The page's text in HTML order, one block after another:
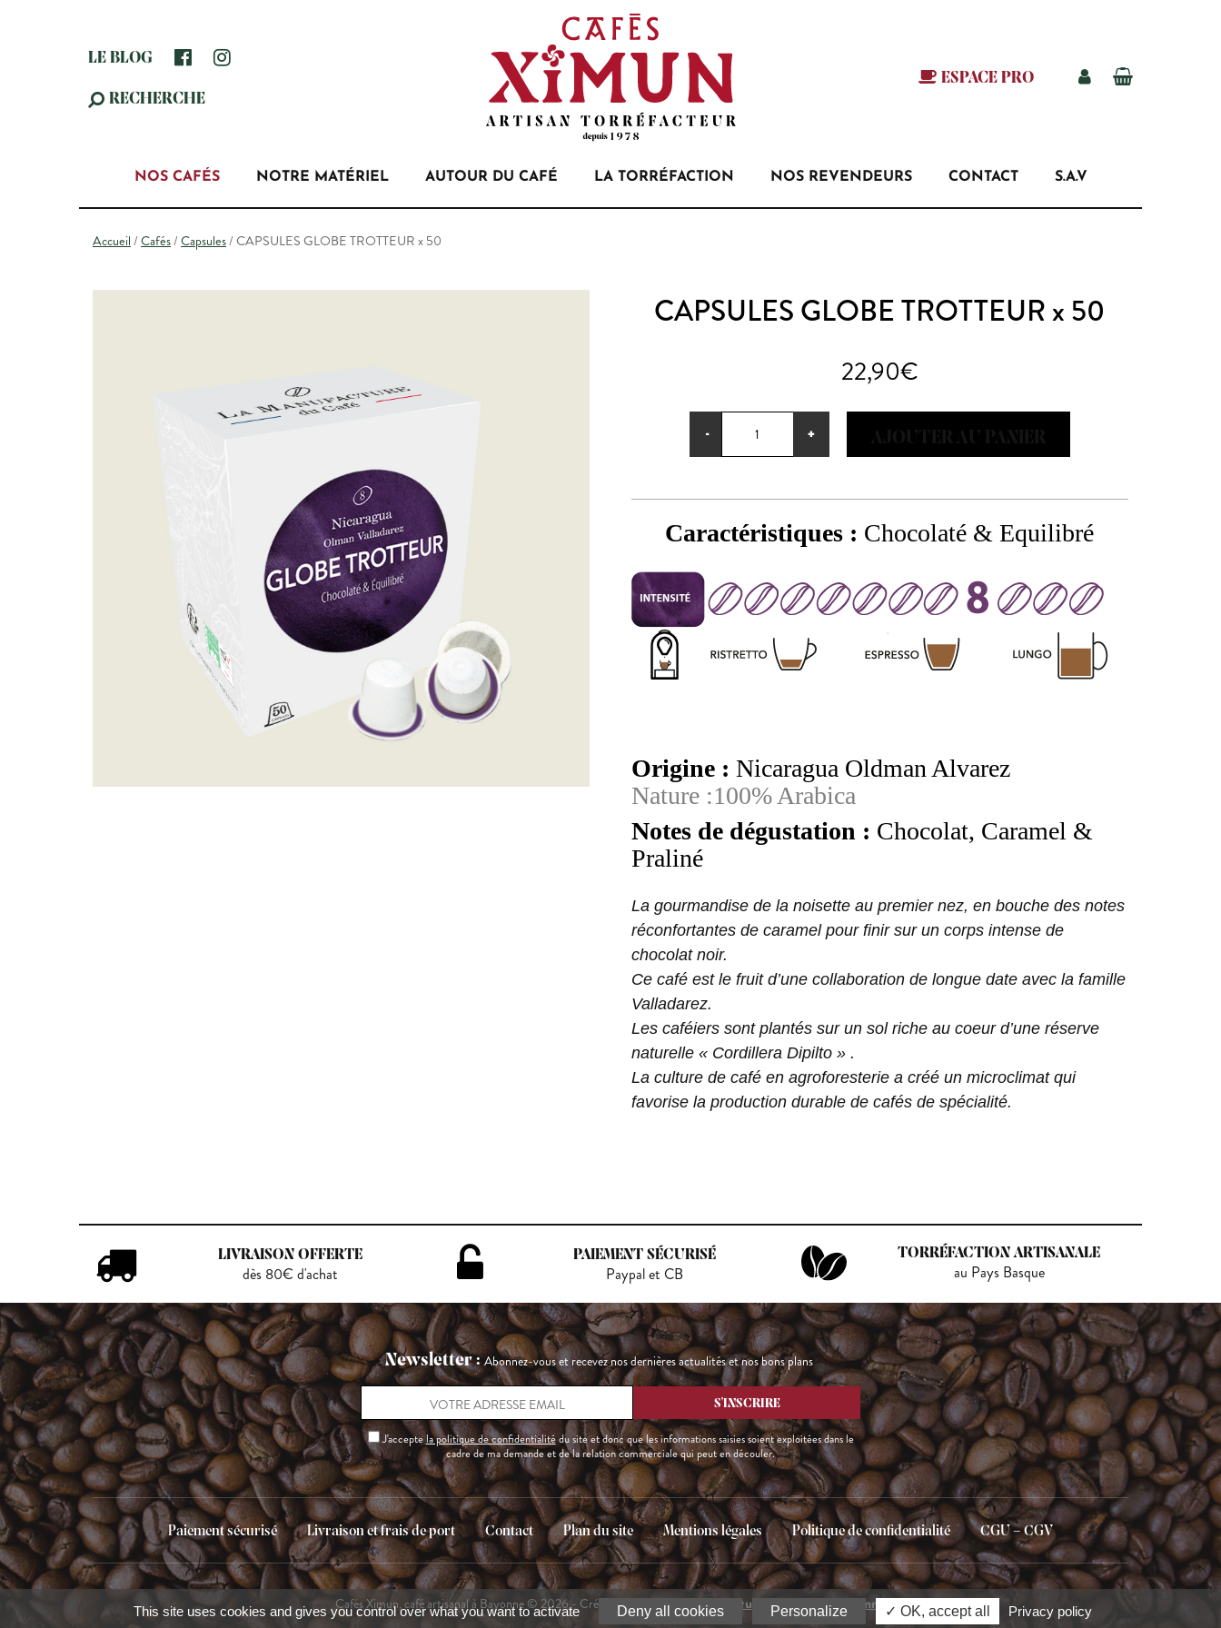
LE BLOG
RECHERCHE
ESPACE PRO
NOS CAFÉS NOTRE MATÉRIEL AUTOUR DU CAFÉ LA TORRÉFACTION NOS REVENDEURS CONTACT S.A.V
Accueil / Cafés/ Capsules/ CAPSULES GLOBE TROTTEUR x 50
CAPSULES GLOBE TROTTEUR x 50
22,90€
-
de
GLOBE
x
+
Caractéristiques : Chocolaté & Equilibré
Origine : Nicaragua Oldman Alvarez
Nature :100% Arabica
Notes de dégustation : Chocolat, Caramel &
Praliné
La gourmandise de la noisette au premier nez, en bouche des notes
réconfortantes de caramel pour finir sur un corps intense de
chocolat noir.
Ce café est le fruit d’une collaboration de longue date avec la famille
Valladarez.
Les caféiers sont plantés sur un sol riche au coeur d’une réserve
naturelle « Cordillera Dipilto » .
La culture de café en agroforesterie a créé un microclimat qui
favorise la production durable de cafés de spécialité.
LIVRAISON OFFERTE
dès 80€ d'achat
PAIEMENT SÉCURISÉ
Paypal et CB
TORRÉFACTION ARTISANALE
au Pays Basque
Newsletter :Abonnez-vous et recevez nos dernières actualités et nos bons plans
J'acceptela politique de confidentialitédu site et donc que les informations saisies soient exploitées dans le
cadre de ma demande et de la relation commerciale qui peut en découler.
Paiement sécurisé Livraison et frais de port Contact Plan du site Mentions légales Politique de confidentialité CGU – CGV
Cafés Ximun, café artisanal à Bayonne © 2026 - Création et hébergement DG Studio Création Bayonne
This site uses cookies and gives you control over what you want to activate Deny all cookies Personalize OK, accept all Privacy policy